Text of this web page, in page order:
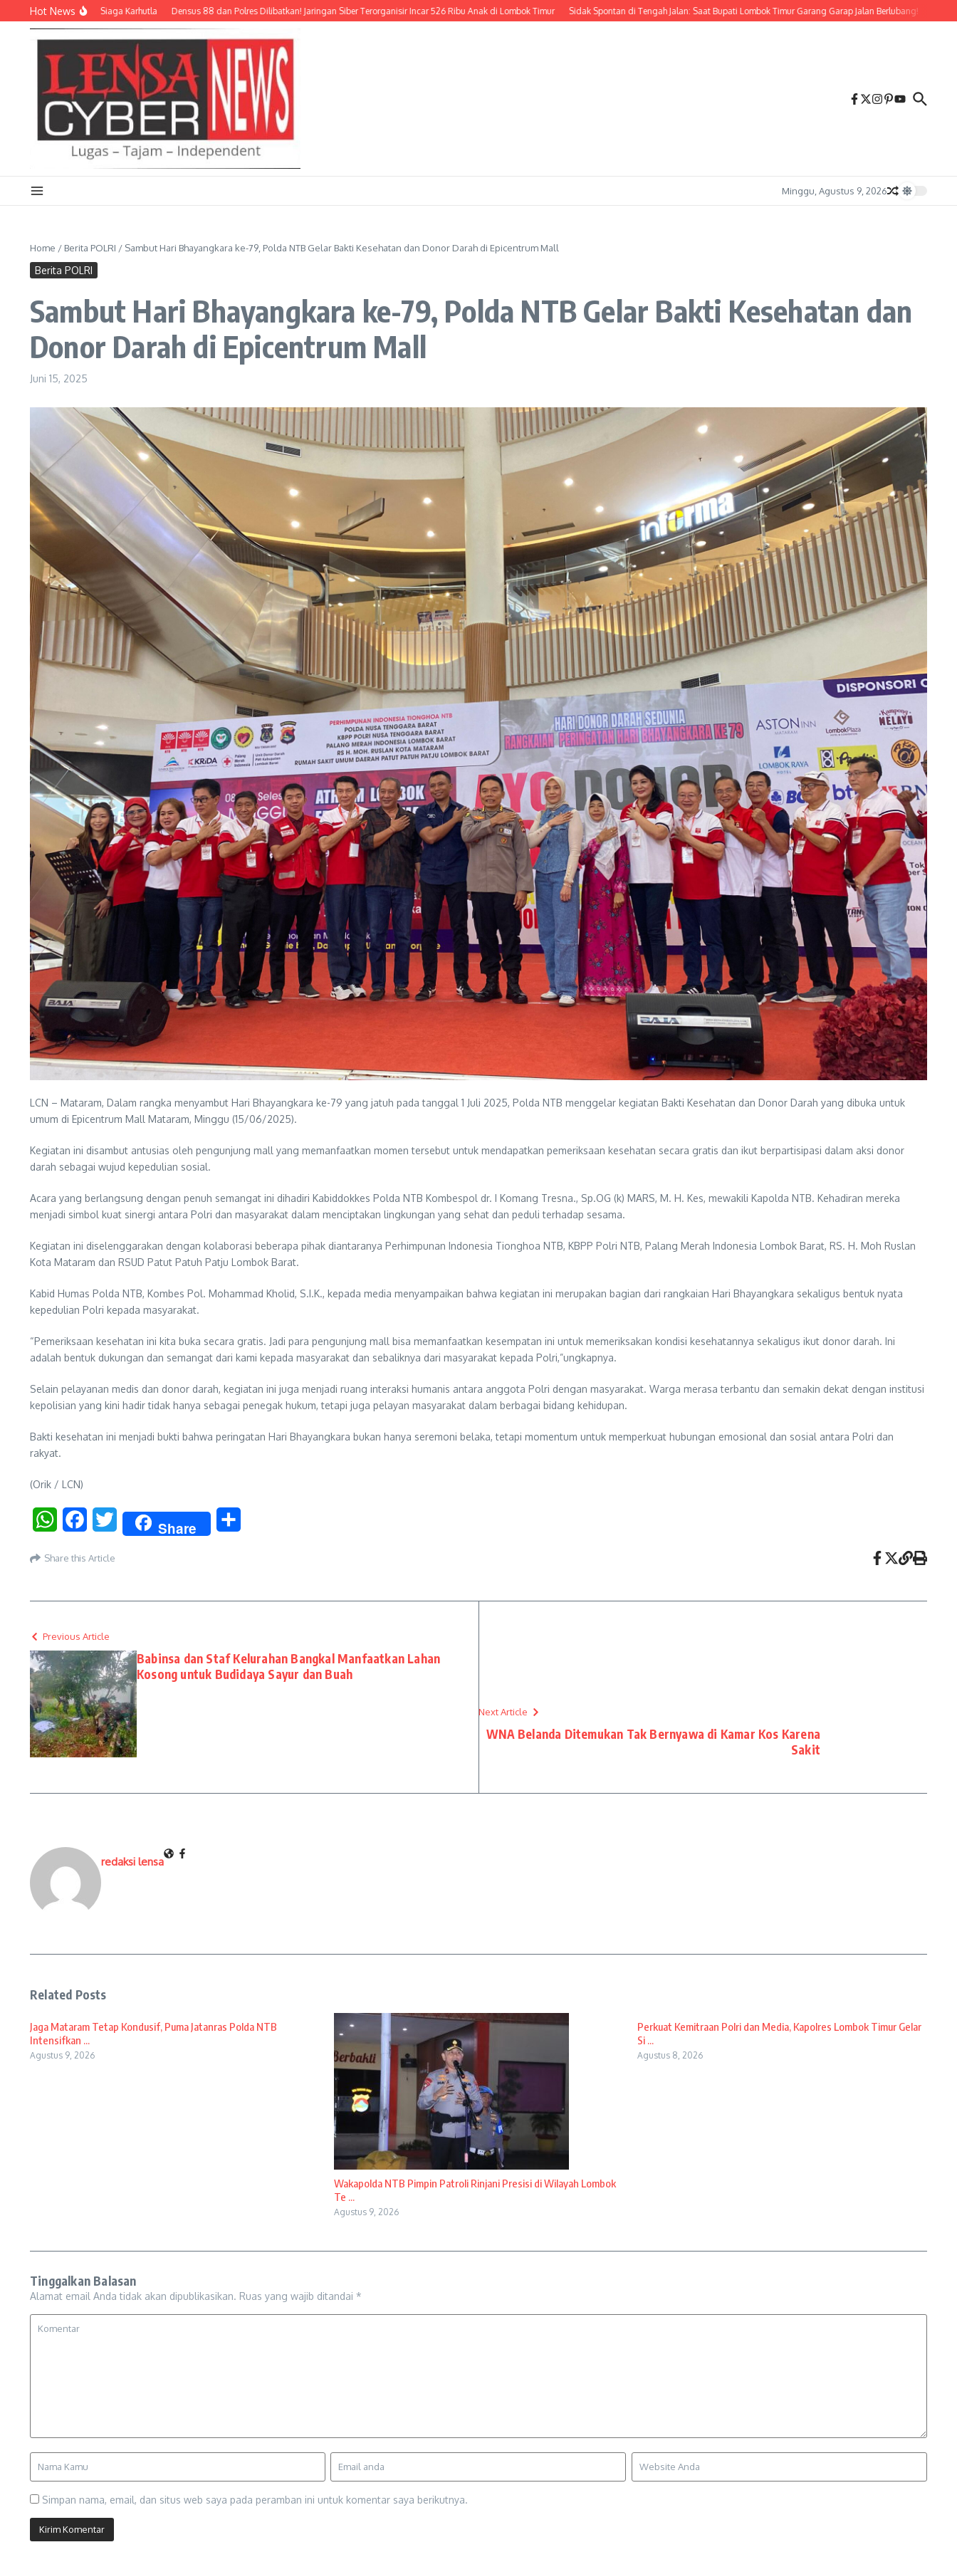
Lewati ke konten
Hot News
dan Relawan Siaga Karhutla Densus 88 dan Polres Dilibatkan! Jaringan Siber Terorganisir Incar 526 Ribu Anak di Lombok Timur Sidak Spontan di Tengah Jalan: Saat Bupati Lombok Timur Garang Garap Jalan Berlubang! Semangat
Minggu, Agustus 9, 2026
Home / Berita POLRI / Sambut Hari Bhayangkara ke-79, Polda NTB Gelar Bakti Kesehatan dan Donor Darah di Epicentrum Mall
Berita POLRI
Sambut Hari Bhayangkara ke-79, Polda NTB Gelar Bakti Kesehatan dan
Donor Darah di Epicentrum Mall
Juni 15, 2025
LCN – Mataram, Dalam rangka menyambut Hari Bhayangkara ke-79 yang jatuh pada tanggal 1 Juli 2025, Polda NTB menggelar kegiatan Bakti Kesehatan dan Donor Darah yang dibuka untuk
umum di Epicentrum Mall Mataram, Minggu (15/06/2025).
Kegiatan ini disambut antusias oleh pengunjung mall yang memanfaatkan momen tersebut untuk mendapatkan pemeriksaan kesehatan secara gratis dan ikut berpartisipasi dalam aksi donor
darah sebagai wujud kepedulian sosial.
Acara yang berlangsung dengan penuh semangat ini dihadiri Kabiddokkes Polda NTB Kombespol dr. I Komang Tresna., Sp.OG (k) MARS, M. H. Kes, mewakili Kapolda NTB. Kehadiran mereka
menjadi simbol kuat sinergi antara Polri dan masyarakat dalam menciptakan lingkungan yang sehat dan peduli terhadap sesama.
Kegiatan ini diselenggarakan dengan kolaborasi beberapa pihak diantaranya Perhimpunan Indonesia Tionghoa NTB, KBPP Polri NTB, Palang Merah Indonesia Lombok Barat, RS. H. Moh Ruslan
Kota Mataram dan RSUD Patut Patuh Patju Lombok Barat.
Kabid Humas Polda NTB, Kombes Pol. Mohammad Kholid, S.I.K., kepada media menyampaikan bahwa kegiatan ini merupakan bagian dari rangkaian Hari Bhayangkara sekaligus bentuk nyata
kepedulian Polri kepada masyarakat.
“Pemeriksaan kesehatan ini kita buka secara gratis. Jadi para pengunjung mall bisa memanfaatkan kesempatan ini untuk memeriksakan kondisi kesehatannya sekaligus ikut donor darah. Ini
adalah bentuk dukungan dan semangat dari kami kepada masyarakat dan sebaliknya dari masyarakat kepada Polri,”ungkapnya.
Selain pelayanan medis dan donor darah, kegiatan ini juga menjadi ruang interaksi humanis antara anggota Polri dengan masyarakat. Warga merasa terbantu dan semakin dekat dengan institusi
kepolisian yang kini hadir tidak hanya sebagai penegak hukum, tetapi juga pelayan masyarakat dalam berbagai bidang kehidupan.
Bakti kesehatan ini menjadi bukti bahwa peringatan Hari Bhayangkara bukan hanya seremoni belaka, tetapi momentum untuk memperkuat hubungan emosional dan sosial antara Polri dan
rakyat.
(Orik / LCN)
WhatsAppFacebookTwitter Share
Share this Article
Previous Article
Babinsa dan Staf Kelurahan Bangkal Manfaatkan Lahan
Kosong untuk Budidaya Sayur dan Buah
Next Article
WNA Belanda Ditemukan Tak Bernyawa di Kamar Kos Karena
Sakit
redaksi lensa
Related Posts
Jaga Mataram Tetap Kondusif, Puma Jatanras Polda NTB
Intensifkan ...
Agustus 9, 2026
Wakapolda NTB Pimpin Patroli Rinjani Presisi di Wilayah Lombok
Te ...
Agustus 9, 2026
Perkuat Kemitraan Polri dan Media, Kapolres Lombok Timur Gelar
Si ...
Agustus 8, 2026
Tinggalkan Balasan
Alamat email Anda tidak akan dipublikasikan. Ruas yang wajib ditandai *
Simpan nama, email, dan situs web saya pada peramban ini untuk komentar saya berikutnya.